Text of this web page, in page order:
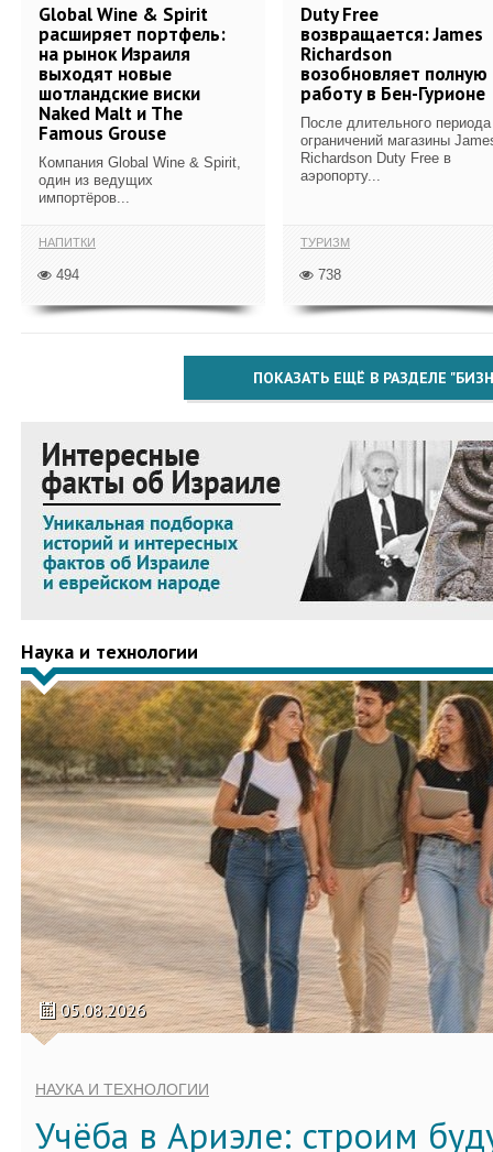
Global Wine & Spirit
расширяет портфель:
на рынок Израиля
выходят новые
шотландские виски
Naked Malt и The
Famous Grouse
Компания Global Wine & Spirit,
один из ведущих
импортёров...
НАПИТКИ
494
Duty Free
возвращается: James
Richardson
возобновляет полную
работу в Бен-Гурионе
После длительного периода
ограничений магазины
Richardson Duty Free в
аэропорту...
ТУРИЗМ
738
ПОКАЗАТЬ ЕЩЁ В РАЗДЕЛЕ
Наука и технологии
05.08.2026
НАУКА И ТЕХНОЛОГИИ
Учёба в Ариэле: строим